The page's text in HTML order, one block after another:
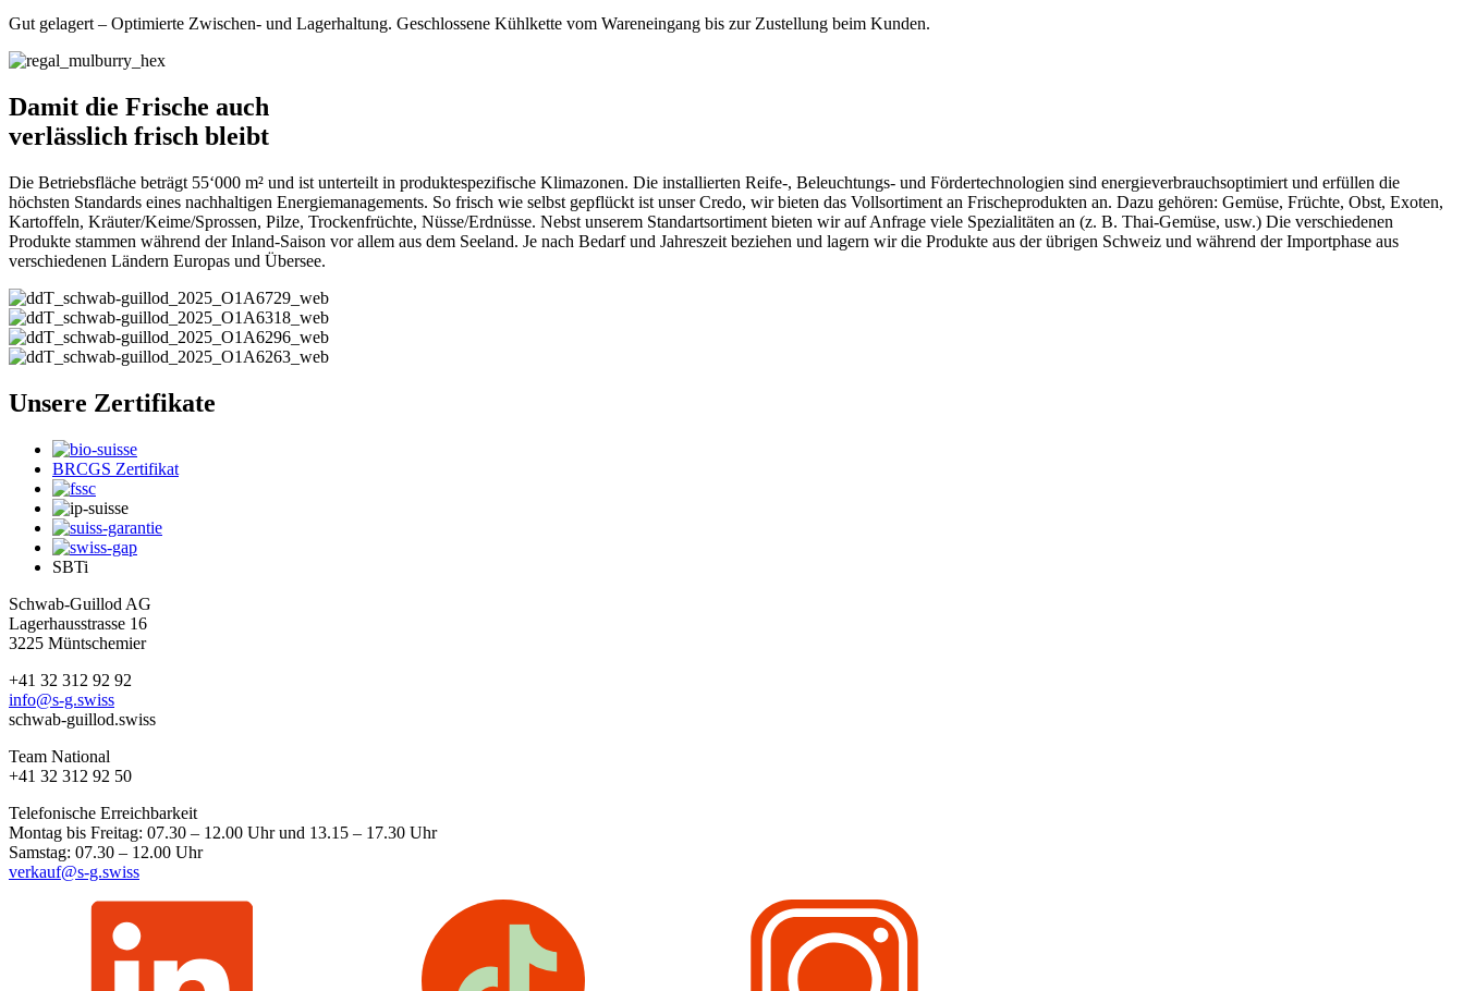
Gut gelagert – Optimierte Zwischen- und Lagerhaltung. Geschlossene Kühlkette vom Wareneingang bis zur Zustellung beim Kunden.
Damit die Frische auch
verlässlich frisch bleibt
Die Betriebsfläche beträgt 55‘000 m² und ist unterteilt in produktespezifische Klimazonen. Die installierten Reife-, Beleuchtungs- und Fördertechnologien sind energieverbrauchsoptimiert und erfüllen die
höchsten Standards eines nachhaltigen Energiemanagements. So frisch wie selbst gepflückt ist unser Credo, wir bieten das Vollsortiment an Frischeprodukten an. Dazu gehören: Gemüse, Früchte, Obst, Exoten,
Kartoffeln, Kräuter/Keime/Sprossen, Pilze, Trockenfrüchte, Nüsse/Erdnüsse. Nebst unserem Standartsortiment bieten wir auf Anfrage viele Spezialitäten an (z. B. Thai-Gemüse, usw.) Die verschiedenen
Produkte stammen während der Inland-Saison vor allem aus dem Seeland. Je nach Bedarf und Jahreszeit beziehen und lagern wir die Produkte aus der übrigen Schweiz und während der Importphase aus
verschiedenen Ländern Europas und Übersee.
Unsere Zertifikate
BRCGS Zertifikat
SBTi
Schwab-Guillod AG
Lagerhausstrasse 16
3225 Müntschemier
+41 32 312 92 92
info@s-g.swiss
schwab-guillod.swiss
Team National
+41 32 312 92 50
Telefonische Erreichbarkeit
Montag bis Freitag: 07.30 – 12.00 Uhr und 13.15 – 17.30 Uhr
Samstag: 07.30 – 12.00 Uhr
verkauf@s-g.swiss